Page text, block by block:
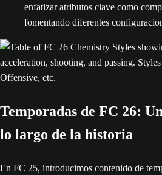
enfatizar atributos clave como
fomentando diferentes
Temporadas de FC 26:
lo largo de la historia
En FC 25, introducimos contenido de